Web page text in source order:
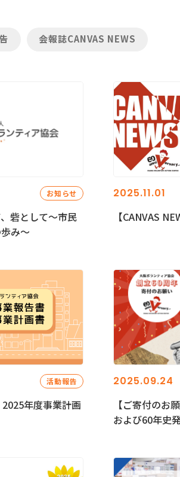
会報誌CANVAS NEWS
お知らせ
砦として～市民
み～
2025.11.01
【CANVAS
活動報告
年度事業計画
2025.09.24
【ご寄付のお
および60年史